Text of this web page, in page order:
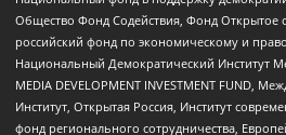
Общество Фонд Содействия, Фонд Открытое
российский фонд по экономическому и
Национальный Демократический Институт
MEDIA DEVELOPMENT INVESTMENT FUND,
Институт, Открытая Россия, Институт
фонд регионального сотрудничества,